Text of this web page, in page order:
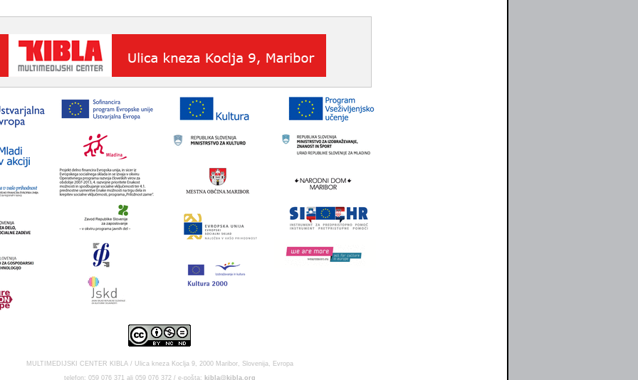
MULTIMEDIJSKI CENTER KIBLA / Ulica kneza Koclja 9, 2000 Maribor, Slovenija, Evropa
telefon: 059 076 371 ali 059 076 372 / e-pošta: kibla@kibla.org